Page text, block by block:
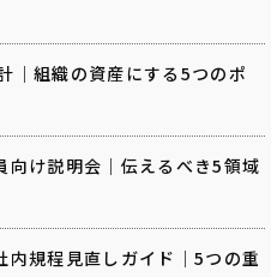
｜組織の資産にする5つのポ
け説明会｜伝えるべき5領域
規程見直しガイド｜5つの重